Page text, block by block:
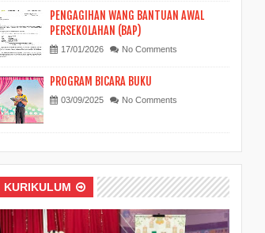
PENGAGIHAN WANG BANTUAN AWAL
PERSEKOLAHAN (BAP)
17/01/2026 No Comments
PROGRAM BICARA BUKU
03/09/2025 No Comments
KURIKULUM